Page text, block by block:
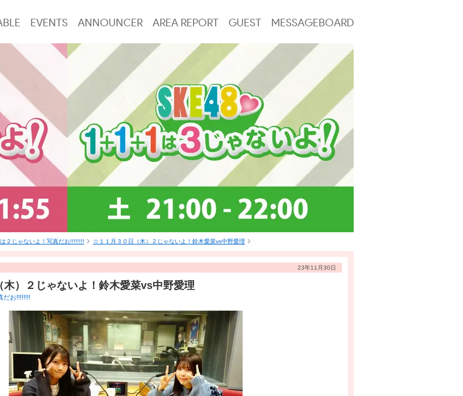
EVENTS ANNOUNCER AREA REPORT GUEST MESSAGEBOARD
２じゃないよ！写真だお!!!!!!!! ☆１１月３０日（木）２じゃないよ！鈴木愛菜vs中野愛理
23年11月30日
）２じゃないよ！鈴木愛菜vs中野愛理
だお!!!!!!!!